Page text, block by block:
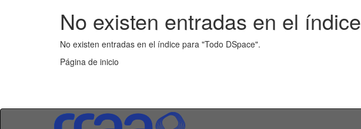
No existen entradas en el índice
No existen entradas en el índice para "Todo DSpace".
Página de inicio